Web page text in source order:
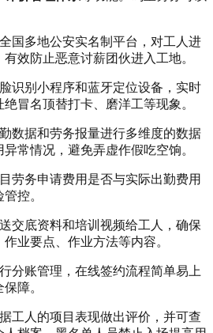
国多地公安实名制平台，对工人进
效防止恶意讨薪团伙进入工地。
识别小程序和蓝牙定位设备，实时
冒名顶替打卡、磨洋工等现象。
数据和劳务报量进行多维度的数据
常情况，避免弄虚作假吃空饷。
劳务申请费用是否与实际出勤费用
控。
交底资料和培训视频给工人，确保
业要点、作业方法等内容。
分账管理，在线签约流程简单易上
障。
工人的项目表现做出评价，并可查